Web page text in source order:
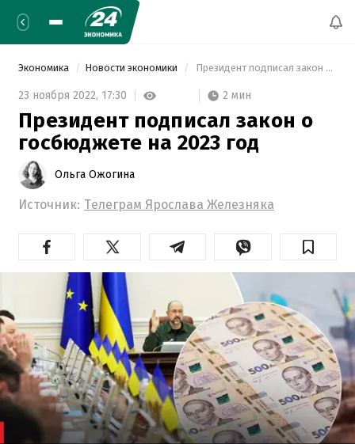
Экономика Новости экономики Президент подписал закон о госбюджете на 2023 год
23 ноября 2022, 17:30 2 мин
Президент подписал закон о
госбюджете на 2023 год
Ольга Ожогина
Источник: Телеграм Ярослава Железняка